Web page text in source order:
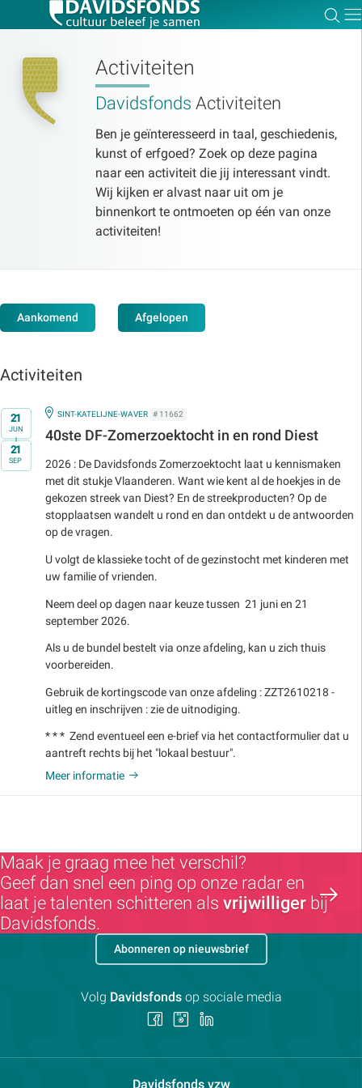
Activiteiten
Davidsfonds Activiteiten
Ben je geïnteresseerd in taal, geschiedenis,
kunst of erfgoed? Zoek op deze pagina
naar een activiteit die jij interessant vindt.
Wij kijken er alvast naar uit om je
binnenkort te ontmoeten op één van onze
activiteiten!
Aankomend Afgelopen
Activiteiten
Op21
JUN
t/m
21
SEP
IN
SINT-KATELIJNE-WAVER # 11662
40ste DF-Zomerzoektocht in en rond Diest
2026 : De Davidsfonds Zomerzoektocht laat u kennismaken
met dit stukje Vlaanderen. Want wie kent al de hoekjes in de
gekozen streek van Diest? En de streekproducten? Op de
stopplaatsen wandelt u rond en dan ontdekt u de antwoorden
op de vragen.
U volgt de klassieke tocht of de gezinstocht met kinderen met
uw familie of vrienden.
Neem deel op dagen naar keuze tussen 21 juni en 21
september 2026.
Als u de bundel bestelt via onze afdeling, kan u zich thuis
voorbereiden.
Gebruik de kortingscode van onze afdeling : ZZT2610218 -
uitleg en inschrijven : zie de uitnodiging.
* * * Zend eventueel een e-brief via het contactformulier dat u
aantreft rechts bij het "lokaal bestuur".
Meer informatie
Maak je graag mee het verschil?
Geef dan snel een ping op onze radar en
laat je talenten schitteren als vrijwilliger bij
Davidsfonds.
Davidsfonds vzwContactpersoon:
Abonneren op nieuwsbrief
Volg Davidsfondsop sociale media
Volg Volg